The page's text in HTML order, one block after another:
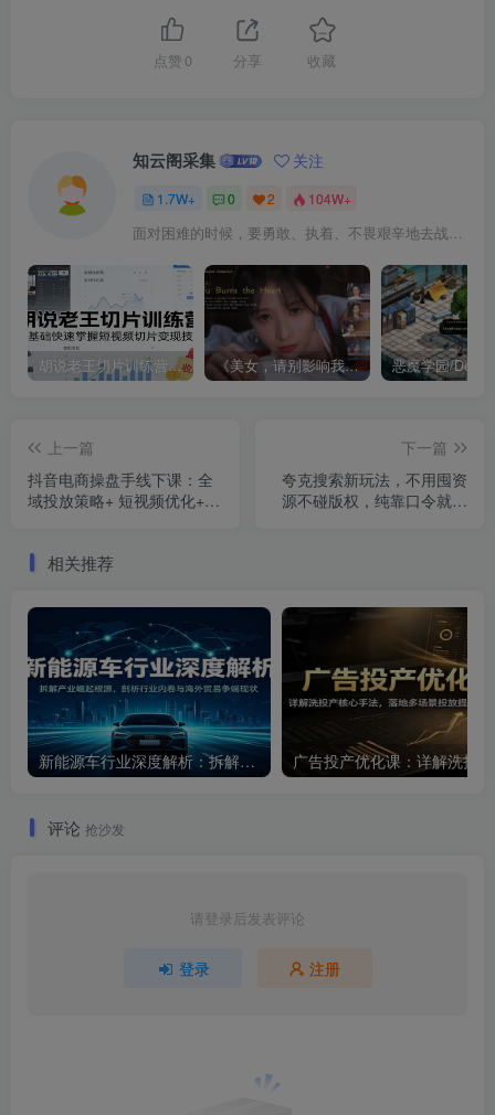
点赞 0 分享 收藏
知云阁采集 关注
1.7W+ 0 2 104W+
面对困难的时候，要勇敢、执着、不畏艰辛地去战胜它
胡说老王切片训练营，零基础快速掌握短视频切片变现技巧 《美女，请别影响我成仙全球版》中文版
上一篇
抖音电商操盘手线下课：全
域投放策略+ 短视频优化+数
下一篇
夸克搜索新玩法，不用囤资
源不碰版权，纯靠口令就能
相关推荐
新能源车行业深度解析：拆解产业崛起根源，剖析行业内卷与海外贸易争端现状
评论 抢沙发
请登录后发表评论
登录 注册